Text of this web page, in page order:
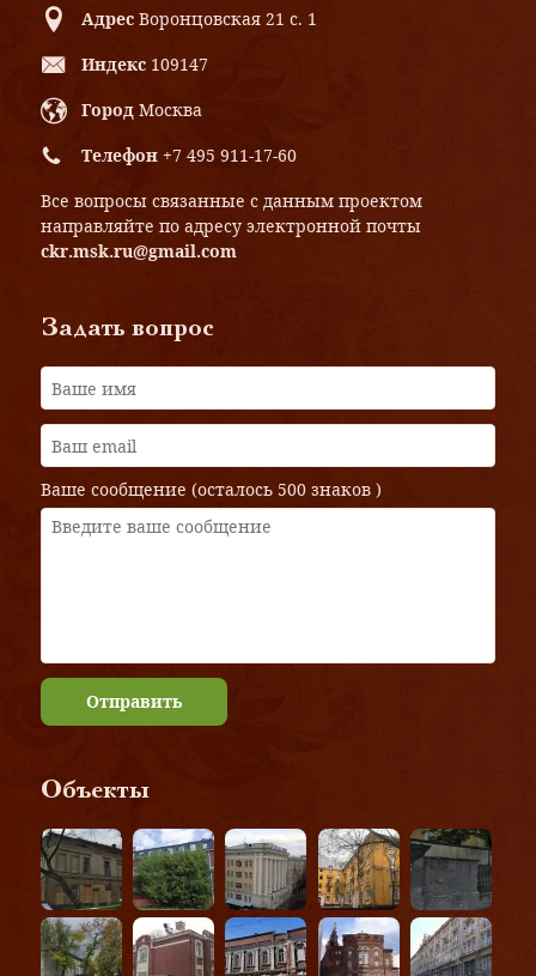
Адрес Воронцовская 21 с. 1
Индекс 109147
Город Москва
Телефон +7 495 911-17-60
Все вопросы связанные с данным проектом
направляйте по адресу электронной почты
ckr.msk.ru@gmail.com
Задать вопрос
Ваше сообщение (осталось 500 знаков )
Отправить
Объекты